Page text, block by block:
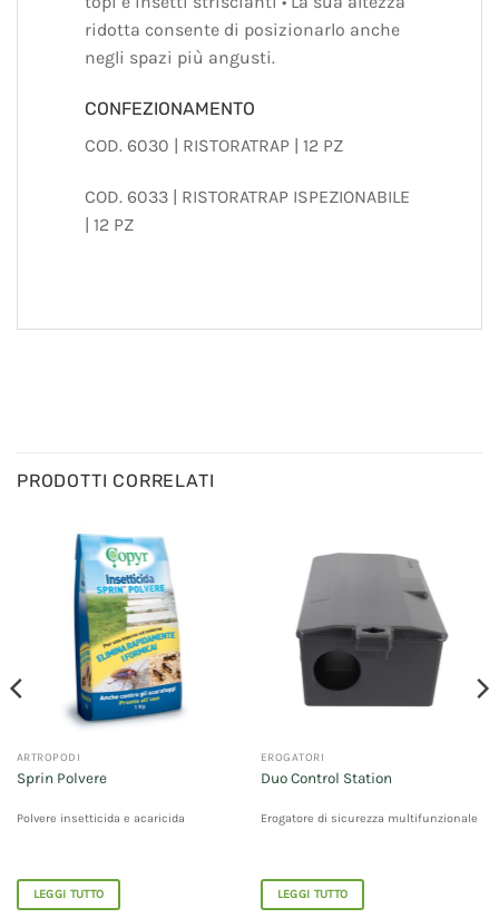
ridotta consente di posizionarlo anche
negli spazi più angusti.
CONFEZIONAMENTO
COD. 6030 | RISTORATRAP | 12 PZ
COD. 6033 | RISTORATRAP ISPEZIONABILE
| 12 PZ
PRODOTTI CORRELATI
ARTROPODI
Sprin Polvere
Polvere insetticida e acaricida
LEGGI TUTTO
EROGATORI
Duo Control Station
Erogatore di sicurezza multifunzionale
LEGGI TUTTO